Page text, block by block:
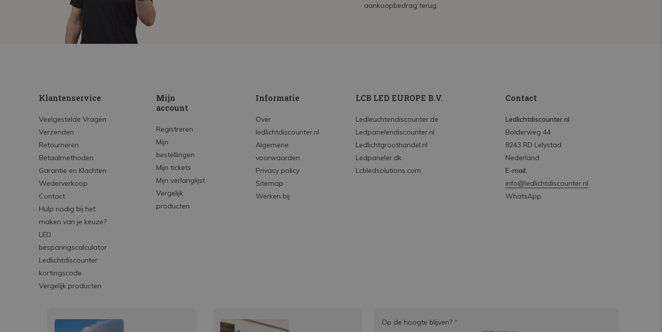
aankoopbedrag terug.
Klantenservice
Veelgestelde Vragen
Verzenden
Retourneren
Betaalmethoden
Garantie en Klachten
Wederverkoop
Contact
Hulp nodig bij het
maken van je keuze?
LED
besparingscalculator
Ledlichtdiscounter
kortingscode
Vergelijk producten
Mijn
account
Registreren
Mijn
bestellingen
Mijn tickets
Mijn verlanglijst
Vergelijk
producten
Informatie
Over
ledlichtdiscounter.nl
Algemene
voorwaarden
Privacy policy
Sitemap
Werken bij
LCB LED EUROPE B.V.
Ledleuchtendiscounter.de
Ledpanelendiscounter.nl
Ledlichtgroothandel.nl
Ledpaneler.dk
Lcbledsolutions.com
Contact
Ledlichtdiscounter.nl
Bolderweg 44
8243 RD Lelystad
Nederland
E-mail:
info@ledlichtdiscounter.nl
WhatsApp
Op de hoogte blijven? *